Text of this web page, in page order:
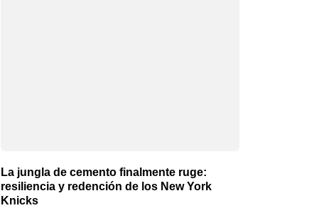
La jungla de cemento finalmente ruge:
resiliencia y redención de los New York
Knicks